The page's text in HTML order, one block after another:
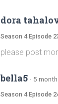
dora
Season 4 Episode
please post
bella5 · 5
Season 4 Episode